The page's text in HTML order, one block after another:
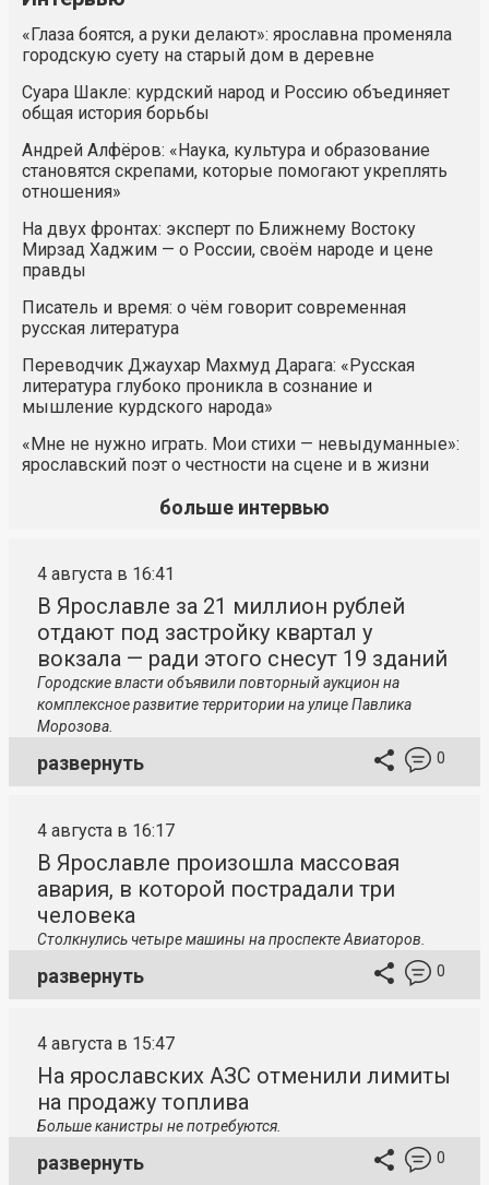
«Глаза боятся, а руки делают»: ярославна променяла
городскую суету на старый дом в деревне
Суара Шакле: курдский народ и Россию объединяет
общая история борьбы
Андрей Алфёров: «Наука, культура и образование
становятся скрепами, которые помогают укреплять
отношения»
На двух фронтах: эксперт по Ближнему Востоку
Мирзад Хаджим — о России, своём народе и цене
правды
Писатель и время: о чём говорит современная
русская литература
Переводчик Джаухар Махмуд Дарага: «Русская
литература глубоко проникла в сознание и
мышление курдского народа»
«Мне не нужно играть. Мои стихи — невыдуманные»:
ярославский поэт о честности на сцене и в жизни
больше интервью
4 августа в 16:41
В Ярославле за 21 миллион рублей
отдают под застройку квартал у
вокзала — ради этого снесут 19 зданий
Городские власти объявили повторный аукцион на
комплексное развитие территории на улице Павлика
Морозова.
развернуть 0
4 августа в 16:17
В Ярославле произошла массовая
авария, в которой пострадали три
человека
Столкнулись четыре машины на проспекте Авиаторов.
развернуть 0
4 августа в 15:47
На ярославских АЗС отменили лимиты
на продажу топлива
Больше канистры не потребуются.
развернуть 0